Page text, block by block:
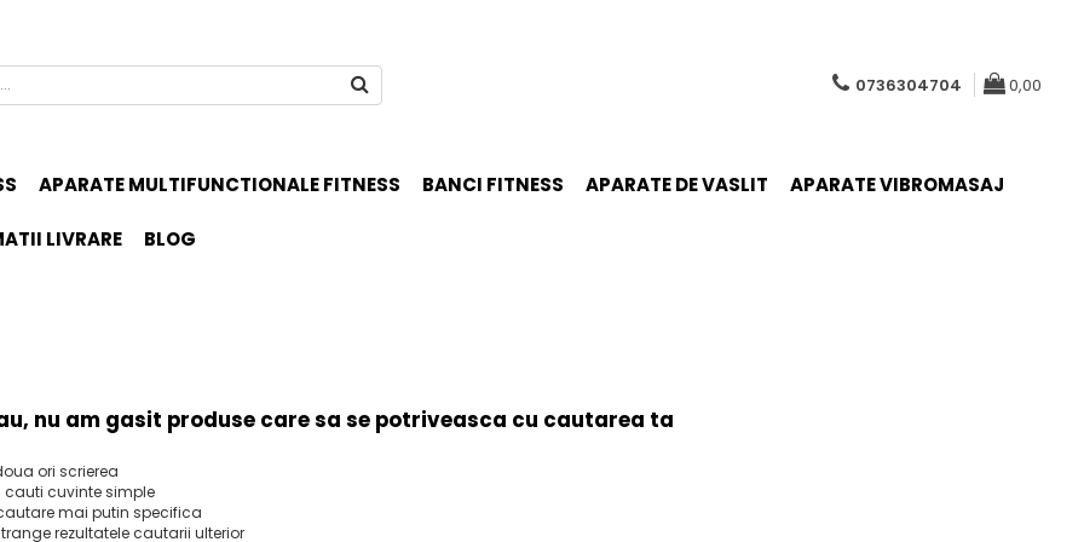
0736304704 0,00
APARATE MULTIFUNCTIONALE FITNESS BANCI FITNESS APARATE DE VASLIT APARATE VIBROMASAJ
LIVRARE BLOG
nu am gasit produse care sa se potriveasca cu cautarea ta
ori scrierea
cuvinte simple
mai putin specifica
rezultatele cautarii ulterior